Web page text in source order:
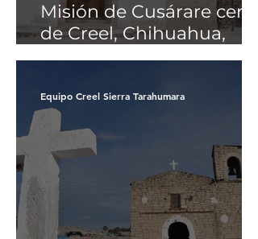
Misión de Cusárare cerca
de Creel, Chihuahua,
Sierra Tarahumara y
Equipo Creel Sierra Tarahumara